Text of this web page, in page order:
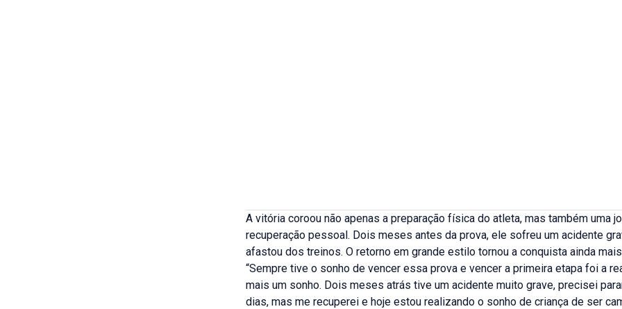
A vitória coroou não apenas a preparação física do atleta, mas também uma
recuperação pessoal. Dois meses antes da prova, ele sofreu um acidente
afastou dos treinos. O retorno em grande estilo tornou a conquista ainda
“Sempre tive o sonho de vencer essa prova e vencer a primeira etapa foi a
mais um sonho. Dois meses atrás tive um acidente muito grave, precisei
dias, mas me recuperei e hoje estou realizando o sonho de criança de ser